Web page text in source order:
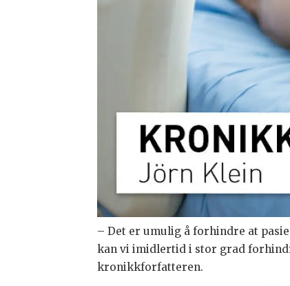
– Det er umulig å forhindre at
kan vi imidlertid i stor grad
kronikkforfatteren.